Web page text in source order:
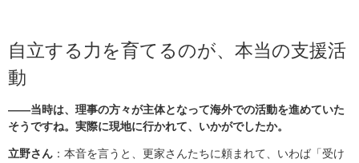
自立する力を育てるのが、本当の支援活
動
――当時は、理事の方々が主体となって海外での活動を進めていた
そうですね。実際に現地に行かれて、いかがでしたか。
立野さん ：本音を言うと、更家さんたちに頼まれて、いわば「受け